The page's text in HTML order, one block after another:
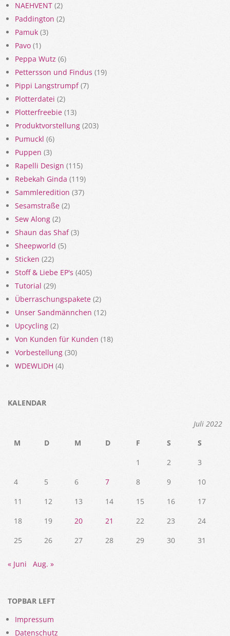
NAEHVENT (2)
Paddington (2)
Pamuk (3)
Pavo (1)
Peppa Wutz (6)
Pettersson und Findus (19)
Pippi Langstrumpf(7)
Plotterdatei (2)
Plotterfreebie (13)
Produktvorstellung (203)
Pumuckl (6)
Puppen (3)
Rapelli Design (115)
Rebekah Ginda (119)
Sammleredition (37)
Sesamstraße (2)
Sew Along (2)
Shaun das Shaf(3)
Sheepworld (5)
Sticken (22)
Stoff & Liebe EP's (405)
Tutorial (29)
Überraschungspakete (2)
Unser Sandmännchen (12)
Upcycling (2)
Von Kunden für Kunden (18)
Vorbestellung (30)
WDEWLIDH (4)
KALENDAR
Juli 2022
M
D M D F S
S
1
2
3
4
5 6 7 8 9
10
11
12 13 14 15 16
17
18
19 20 21 22 23
24
25
26 27 28 29 30 31
« Juni Aug. »
TOPBAR LEFT
Impressum
Datenschutz